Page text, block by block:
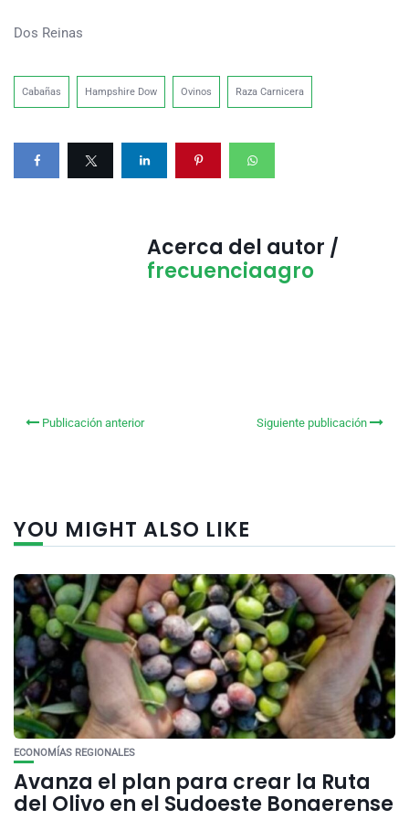
Dos Reinas
Cabañas Hampshire Dow Ovinos Raza Carnicera
Acerca del autor /
frecuenciaagro
Publicación anterior Siguiente publicación
YOU MIGHT ALSO LIKE
ECONOMÍAS REGIONALES
Avanza el plan para crear la Ruta
del Olivo en el Sudoeste Bonaerense